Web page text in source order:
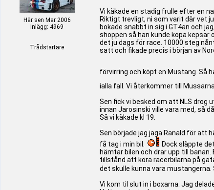
Här sen Mar 2006
Inlägg: 4969
Trådstartare
Vi käkade en stadig frulle efter en
Riktigt trevligt, ni som varit där vet
bokade snabbt in sig i GT4an och
shoppen så han kunde köpa kepsar
det ju dags för race. 10000 steg
satt och fikade precis i början av
förvirring och köpt en Mustang. Så
ialla fall. Vi återkommer till
Sen fick vi besked om att NLS drog
innan Jarosinski ville vara med, så
Så vi käkade kl 19.
Sen började jag jaga Ranald för att
få tag i min bil.
Dock släppte
hämtar bilen och drar upp till
tillstånd att köra racerbilarna på
det skulle kunna vara
Vi kom til slut in i boxarna. Jag